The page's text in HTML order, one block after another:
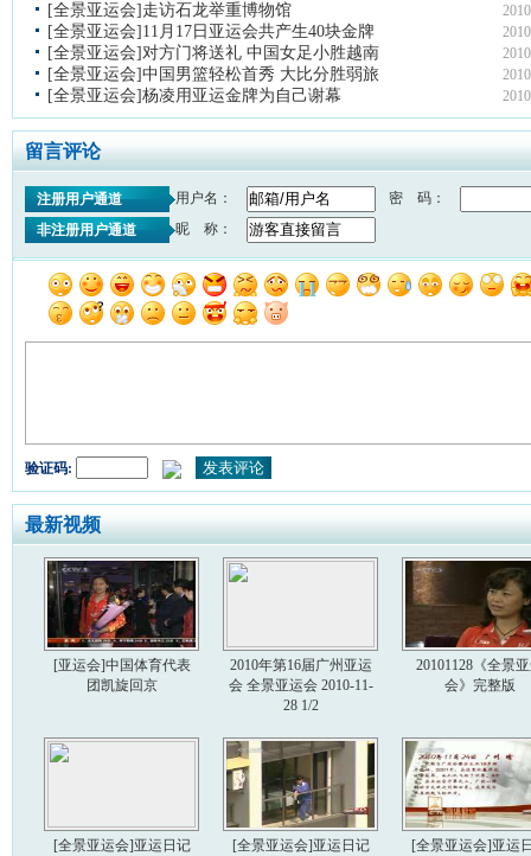
[全景亚运会]走访石龙举重博物馆
[全景亚运会]11月17日亚运会共产生40块金牌
[全景亚运会]对方门将送礼 中国女足小胜越南
[全景亚运会]中国男篮轻松首秀 大比分胜弱旅
[全景亚运会]杨凌用亚运金牌为自己谢幕
留言评论
注册用户通道 用户名：
密 码：
非注册用户通道
昵 称：
验证码:
最新视频
[亚运会]中国体育代表
团凯旋回京
2010年第16届广州亚运
会 全景亚运会 2010-11-
28 1/2
20101128《全景
会》完整版
[全景亚运会]亚运日记
[全景亚运会]亚运日记
[全景亚运会]亚运